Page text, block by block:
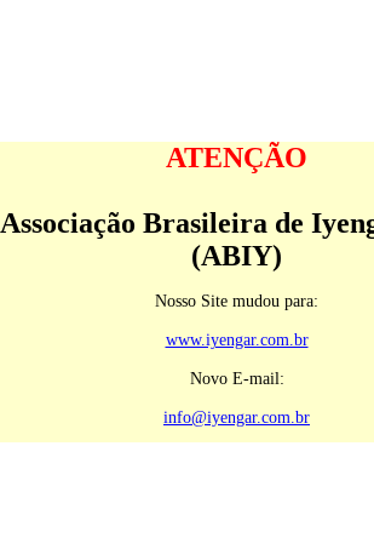
ATENÇÃO
Associação Brasileira de
(ABIY)
Nosso Site mudou para:
www.iyengar.com.br
Novo E-mail:
info@iyengar.com.br